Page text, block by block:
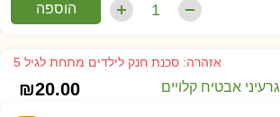
הוספה
אזהרה: סכנת חנק לילדים מתחת לגיל 5
גרעיני אבטיח קלויים ₪20.00